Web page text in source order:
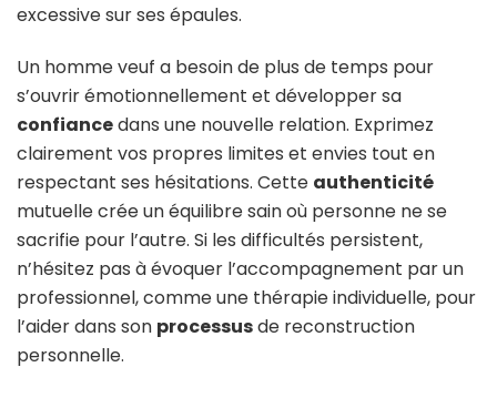
excessive sur ses épaules.
Un homme veuf a besoin de plus de temps pour
s’ouvrir émotionnellement et développer sa
confiancedans une nouvelle relation. Exprimez
clairement vos propres limites et envies tout en
respectant ses hésitations. Cette authenticité
mutuelle crée un équilibre sain où personne ne se
sacrifie pour l’autre. Si les difficultés persistent,
n’hésitez pas à évoquer l’accompagnement par un
professionnel, comme une thérapie individuelle, pour
l’aider dans son processusde reconstruction
personnelle.